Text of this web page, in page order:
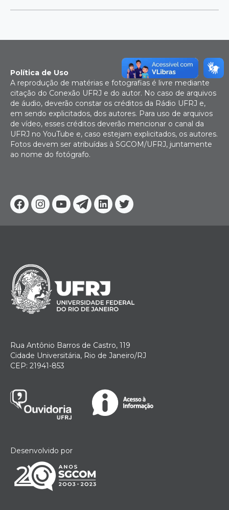
Facebook
Instagram
YoutubeTelegram
Linkedin
Twitter
Política de Uso
A reprodução de matérias e fotografias é livre mediante
citação do Conexão UFRJ e do autor. No caso de arquivos
de áudio, deverão constar os créditos da Rádio UFRJ e,
em sendo explicitados, dos autores. Para uso de arquivos
de vídeo, esses créditos deverão mencionar o canal da
UFRJ no YouTube e, caso estejam explicitados, os autores.
Fotos devem ser atribuídas à SGCOM/UFRJ, juntamente
ao nome do fotógrafo.
Rua Antônio Barros de Castro, 119
Cidade Universitária, Rio de Janeiro/RJ
CEP: 21941-853
Desenvolvido por